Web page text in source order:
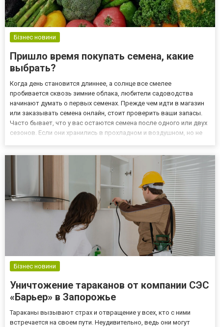
Бізнес новини
Пришло время покупать семена, какие
выбрать?
Когда день становится длиннее, а солнце все смелее
пробивается сквозь зимние облака, любители садоводства
начинают думать о первых семенах. Прежде чем идти в магазин
или заказывать семена онлайн, стоит проверить ваши запасы.
Часто бывает, что у вас остаются семена после одного или двух
сезонов. Если они хранились в прохладном и воздушном, но не
Бізнес новини
Уничтожение тараканов от компании СЭС
«Барьер» в Запорожье
Тараканы вызывают страх и отвращение у всех, кто с ними
встречается на своем пути. Неудивительно, ведь они могут